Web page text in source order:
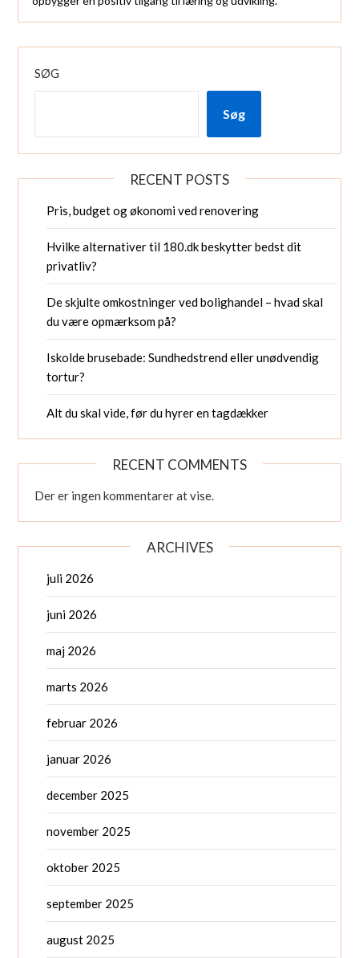
SØG
Søg
RECENT POSTS
Pris, budget og økonomi ved renovering
Hvilke alternativer til 180.dk beskytter bedst dit
privatliv?
De skjulte omkostninger ved bolighandel – hvad skal
du være opmærksom på?
Iskolde brusebade: Sundhedstrend eller unødvendig
tortur?
Alt du skal vide, før du hyrer en tagdækker
RECENT COMMENTS
Der er ingen kommentarer at vise.
ARCHIVES
juli 2026
juni 2026
maj 2026
marts 2026
februar 2026
januar 2026
december 2025
november 2025
oktober 2025
september 2025
august 2025